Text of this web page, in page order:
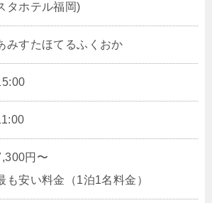
タホテル福岡)
みすたほてるふくおか
円〜
も安い料金（1泊1名料金）